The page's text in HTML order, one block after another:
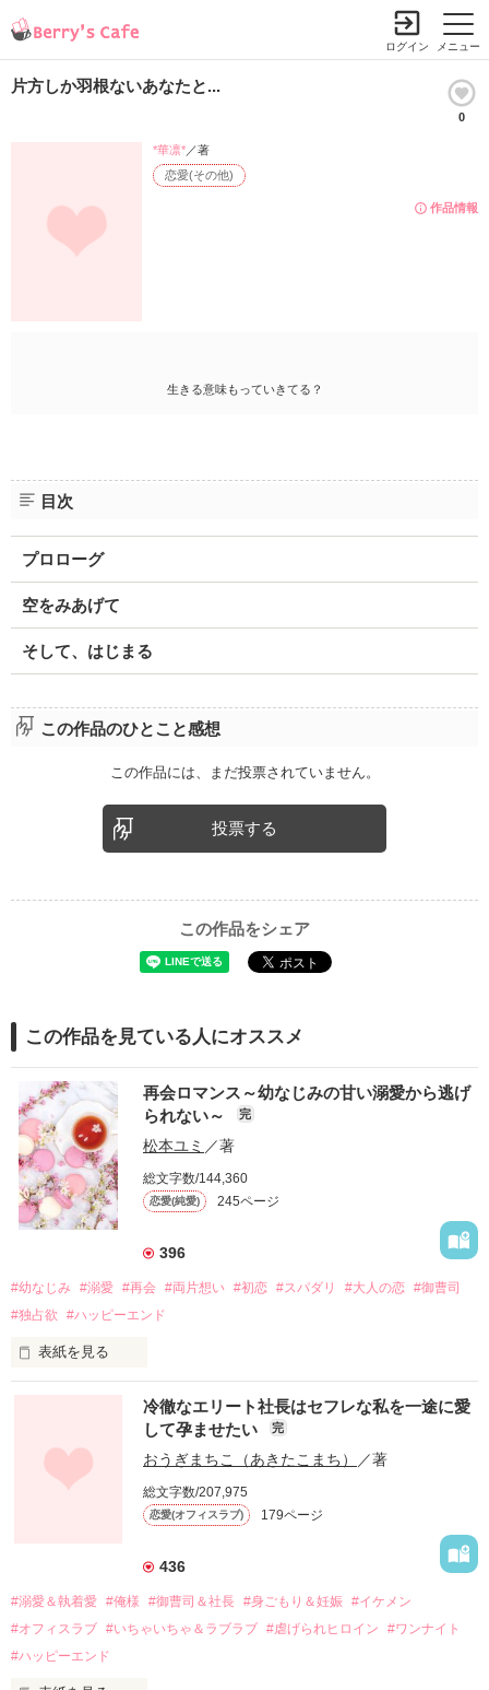
メニュー
ログイン
片方しか羽根ないあなたと...
0
作品情報
恋愛(その他)
*華凛*／著
生きる意味もっていきてる？
目次
プロローグ
空をみあげて
そして、はじまる
この作品のひとこと感想
この作品には、まだ投票されていません。
投票する
この作品をシェア
この作品を見ている人にオススメ
再会ロマンス～幼なじみの甘い溺愛から逃げ
られない～
完
松本ユミ ／著
総文字数/144,360
恋愛(純愛) 245ページ
396
#幼なじみ #溺愛 #再会 #両片想い #初恋 #スパダリ #大人の恋 #御曹司
#独占欲
#ハッピーエンド
表紙を見る
幼なじみの哲平に淡い恋心を抱いていた美桜。
しかし、ある出来事をきっかけに二人の関係は壊れてしまう。
関係修復もできないまま、美桜は両親の離婚によって
引っ越すことになり、哲平とも離れ離れになった。
それから約十二年後。
過去の傷から、二度と会いたくないと思っていた哲平に
運命のような再会を果たす。
酔った勢いで一夜を共にしてしまった。
冷徹なエリート社長はセフレな私を一途に愛
して孕ませたい
完
おうぎまちこ（あきたこまち） ／著
総文字数/207,975
恋愛(オフィスラブ) 179ページ
436
#溺愛＆執着愛 #俺様 #御曹司＆社長 #身ごもり＆妊娠 #イケメン
#オフィスラブ #いちゃいちゃ＆ラブラブ #虐げられヒロイン
#ワンナイト
#ハッピーエンド